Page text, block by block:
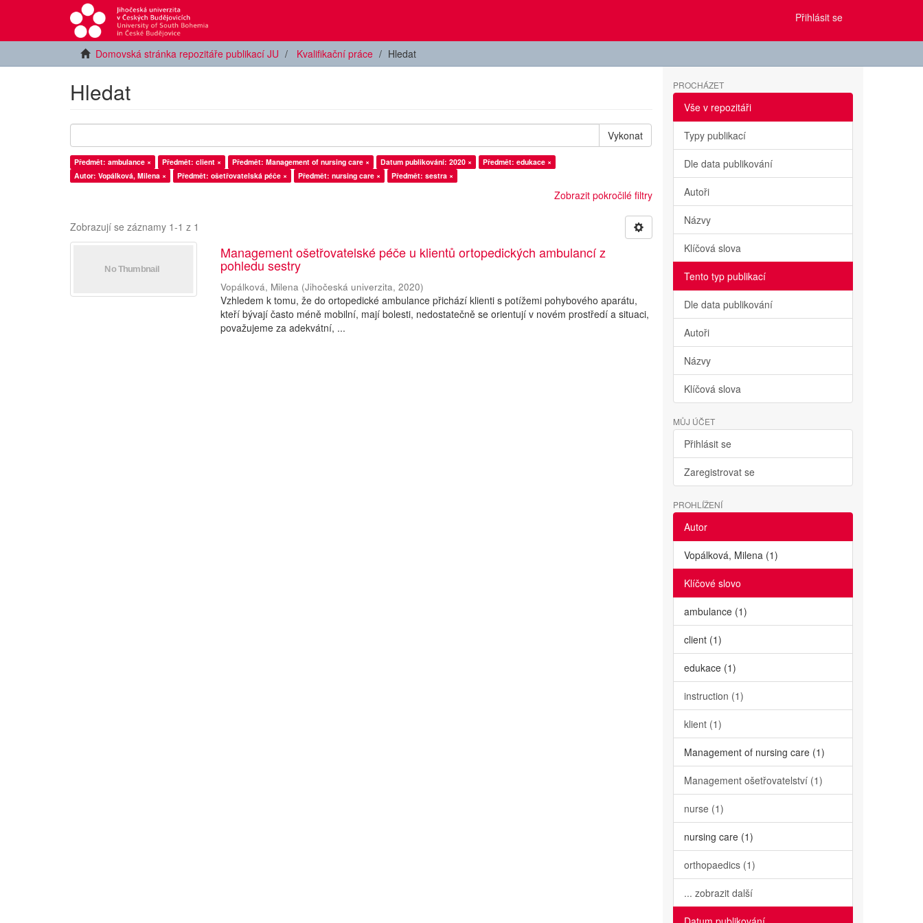
Přihlásit se
Domovská stránka repozitáře publikací JU Kvalifikační práce Hledat
Hledat
Vykonat
Předmět: ambulance × Předmět: client × Předmět: Management of nursing care × Datum publikování: 2020 ×
Předmět: edukace ×
Autor: Vopálková, Milena ×
Předmět: ošetřovatelská péče × Předmět: nursing care × Předmět: sestra ×
Zobrazit pokročilé filtry
Zobrazují se záznamy 1-1 z 1
Management ošetřovatelské péče u klientů ortopedických ambulancí z
pohledu sestry
Vopálková, Milena (Jihočeská univerzita,2020)
Vzhledem k tomu, že do ortopedické ambulance přichází klienti s potížemi pohybového aparátu,
kteří bývají často méně mobilní, mají bolesti, nedostatečně se orientují v novém prostředí a situaci,
považujeme za adekvátní, ...
PROCHÁZET
Vše v repozitáři
Typy publikací
Dle data publikování
Autoři
Názvy
Klíčová slova
Tento typ publikací
Dle data publikování
Autoři
Názvy
Klíčová slova
MŮJ ÚČET
Přihlásit se
Zaregistrovat se
PROHLÍŽENÍ
Autor
Vopálková, Milena (1)
Klíčové slovo
ambulance (1)
client (1)
edukace (1)
instruction (1)
klient (1)
Management of nursing care (1)
Management ošetřovatelství (1)
nurse (1)
nursing care (1)
orthopaedics (1)
... zobrazit další